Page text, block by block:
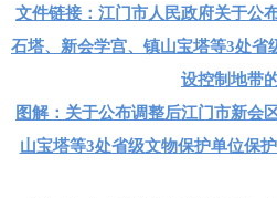
文件链接：江门市人民政府关于公
石塔、新会学宫、镇山宝塔等3处省
设控制地带
图解： 关于公布调整后江门市新会
山宝塔等3处省级文物保护单位保